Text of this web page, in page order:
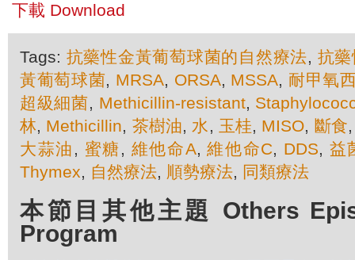
下載 Download
Tags: 抗藥性金黃葡萄球菌的自然療法, 抗
黃葡萄球菌, MRSA, ORSA, MSSA, 耐甲氧
超級細菌, Methicillin-resistant,
林, Methicillin, 茶樹油, 水, 玉桂, MISO, 斷食
大蒜油 , 蜜糖, 維他命A,維他命C, DDS, 益
Thymex, 自然療法, 順勢療法, 同類療法
本節目其他主題 Others
Program